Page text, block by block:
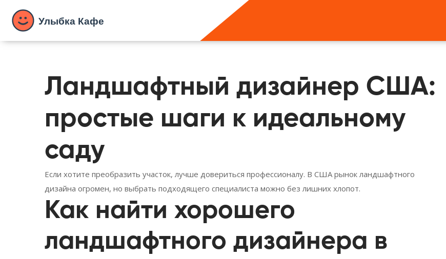
Ландшафтный дизайнер США:
простые шаги к идеальному
саду
Если хотите преобразить участок, лучше довериться профессионалу. В США рынок ландшафтного
дизайна огромен, но выбрать подходящего специалиста можно без лишних хлопот.
Как найти хорошего
ландшафтного дизайнера в